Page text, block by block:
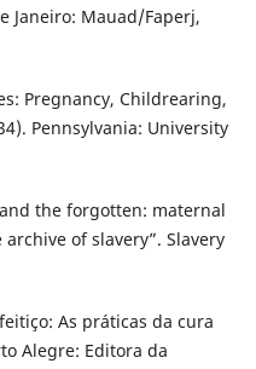
Janeiro: Mauad/Faperj,
Pregnancy, Childrearing,
Pennsylvania: University
and the forgotten: maternal
of slavery”. Slavery
As práticas da cura
Alegre: Editora da